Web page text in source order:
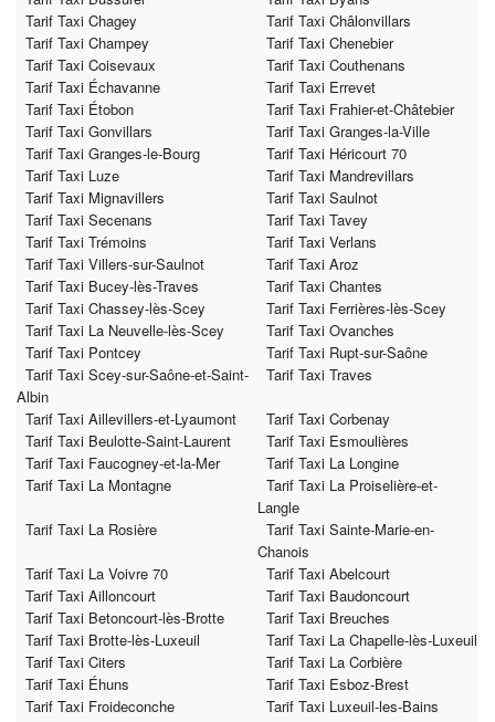
Tarif Taxi Chagey
Tarif Taxi Châlonvillars
Tarif Taxi Champey
Tarif Taxi Chenebier
Tarif Taxi Coisevaux
Tarif Taxi Couthenans
Tarif Taxi Échavanne
Tarif Taxi Errevet
Tarif Taxi Étobon
Tarif Taxi Frahier-et-Châtebier
Tarif Taxi Gonvillars
Tarif Taxi Granges-la-Ville
Tarif Taxi Granges-le-Bourg
Tarif Taxi Héricourt 70
Tarif Taxi Luze
Tarif Taxi Mandrevillars
Tarif Taxi Mignavillers
Tarif Taxi Saulnot
Tarif Taxi Secenans
Tarif Taxi Tavey
Tarif Taxi Trémoins
Tarif Taxi Verlans
Tarif Taxi Villers-sur-Saulnot
Tarif Taxi Aroz
Tarif Taxi Bucey-lès-Traves
Tarif Taxi Chantes
Tarif Taxi Chassey-lès-Scey
Tarif Taxi Ferrières-lès-Scey
Tarif Taxi La Neuvelle-lès-Scey
Tarif Taxi Ovanches
Tarif Taxi Pontcey
Tarif Taxi Rupt-sur-Saône
Tarif Taxi Scey-sur-Saône-et-Saint-
Albin
Tarif Taxi Traves
Tarif Taxi Aillevillers-et-Lyaumont
Tarif Taxi Corbenay
Tarif Taxi Beulotte-Saint-Laurent
Tarif Taxi Esmoulières
Tarif Taxi Faucogney-et-la-Mer
Tarif Taxi La Longine
Tarif Taxi La Montagne
Tarif Taxi La Proiselière-et-
Langle
Tarif Taxi La Rosière
Tarif Taxi Sainte-Marie-en-
Chanois
Tarif Taxi La Voivre 70
Tarif Taxi Abelcourt
Tarif Taxi Ailloncourt
Tarif Taxi Baudoncourt
Tarif Taxi Betoncourt-lès-Brotte
Tarif Taxi Breuches
Tarif Taxi Brotte-lès-Luxeuil
Tarif Taxi La Chapelle-lès-Luxeuil
Tarif Taxi Citers
Tarif Taxi La Corbière
Tarif Taxi Éhuns
Tarif Taxi Esboz-Brest
Tarif Taxi Froideconche
Tarif Taxi Luxeuil-les-Bains